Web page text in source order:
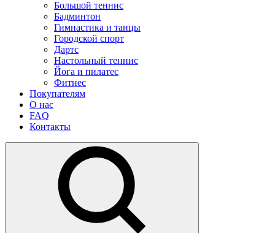
Большой теннис
Бадминтон
Гимнастика и танцы
Городской спорт
Дартс
Настольный теннис
Йога и пилатес
Фитнес
Покупателям
О нас
FAQ
Контакты